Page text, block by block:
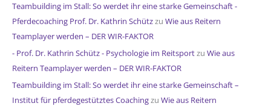
Teambuilding im Stall: So werdet ihr eine starke Gemeinschaft -
Pferdecoaching Prof. Dr. Kathrin Schützzu Wie aus Reitern
Teamplayer werden – DER WIR-FAKTOR
- Prof. Dr. Kathrin Schütz - Psychologie im Reitsportzu Wie aus
Reitern Teamplayer werden – DER WIR-FAKTOR
Teambuilding im Stall: So werdet ihr eine starke Gemeinschaft –
Institut für pferdegestütztes Coachingzu Wie aus Reitern